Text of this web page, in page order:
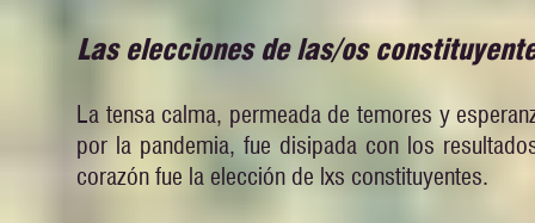
Las elecciones de las/os
La tensa calma, permeada de temores y
por la pandemia, fue disipada con los
corazón fue la elección de lxs constituyentes.